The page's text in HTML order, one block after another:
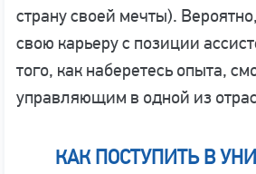
страну своей мечты).
свою карьеру с позиции
того, как наберетесь опыта,
управляющим в одной из
КАК ПОСТУПИТЬ В